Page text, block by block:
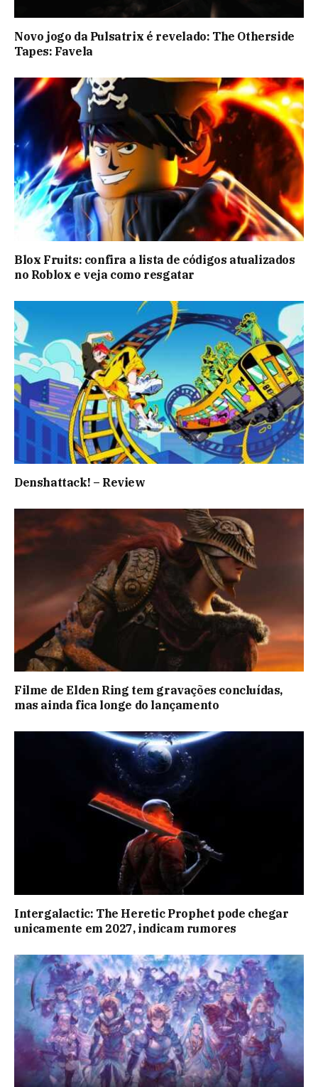
Novo jogo da Pulsatrix é revelado: The Otherside
Tapes: Favela
Blox Fruits: confira a lista de códigos atualizados
no Roblox e veja como resgatar
Denshattack! – Review
Filme de Elden Ring tem gravações concluídas,
mas ainda fica longe do lançamento
Intergalactic: The Heretic Prophet pode chegar
unicamente em 2027, indicam rumores